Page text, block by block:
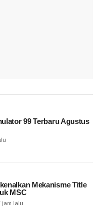
99 Terbaru Agustus
Mekanisme Title
MSC
jam lalu